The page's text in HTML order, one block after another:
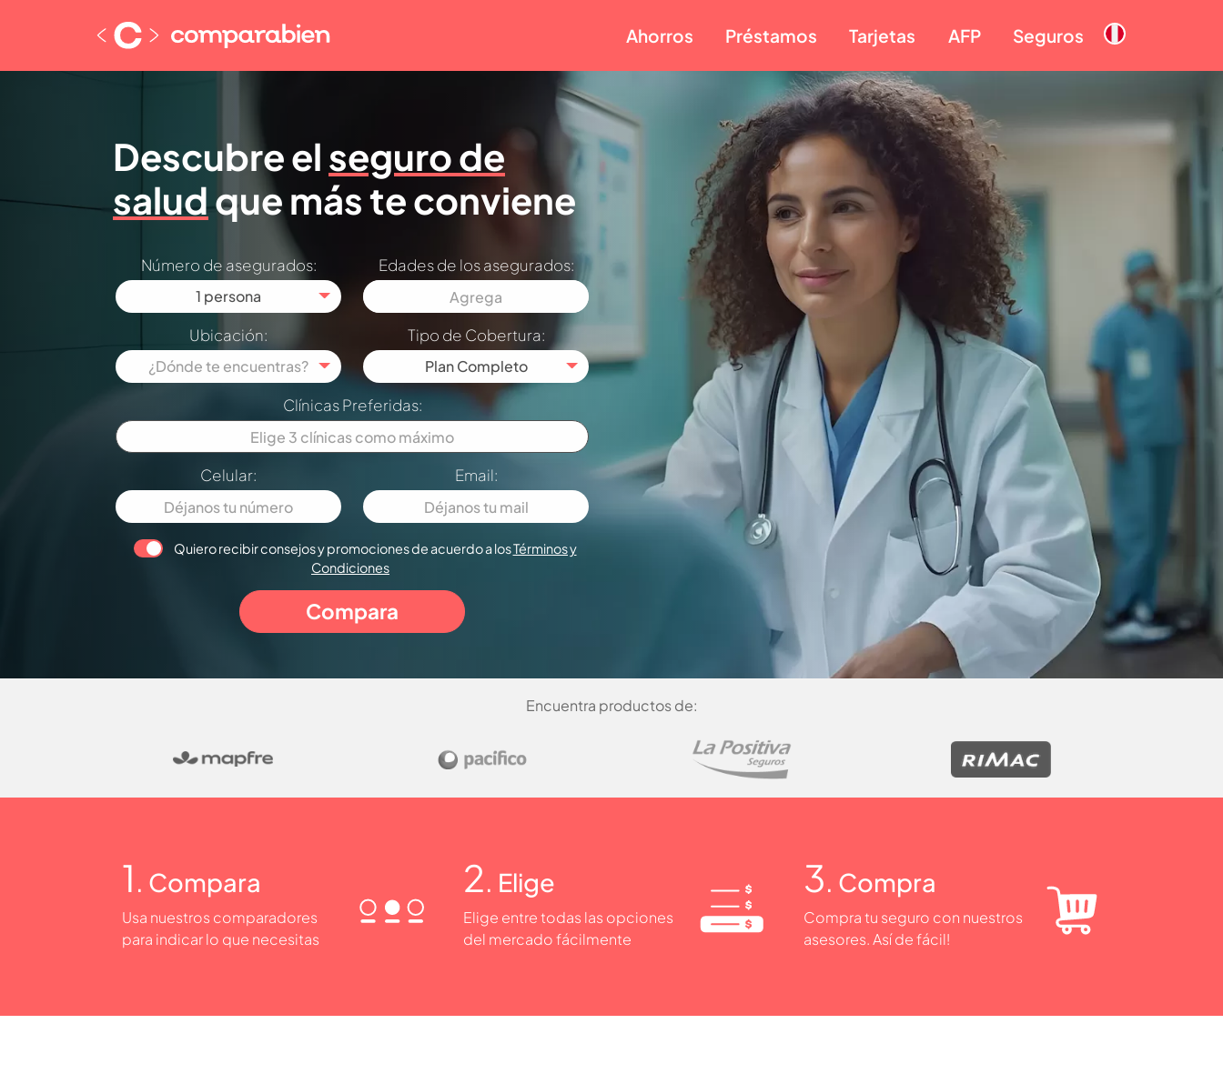
Ahorros Préstamos Tarjetas AFP Seguros
Descubre elseguro de
saludque más te conviene
Número de asegurados:
1 persona
Edades de los asegurados:
Ubicación:
¿Dónde te encuentras?
Tipo de Cobertura:
Plan Completo
Clínicas Preferidas:
Celular: Email:
Quiero recibir consejos y promociones de acuerdo a losTérminos y
Condiciones
Encuentra productos de:
1 . Compara
Usa nuestros comparadores
para indicar lo que necesitas
2. Elige
Elige entre todas las opciones
del mercado fácilmente
3. Compra
Compra tu seguro con nuestros
asesores. Así de fácil!